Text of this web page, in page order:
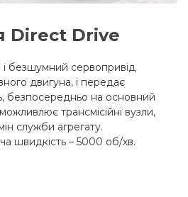
Direct Drive
безшумний сервопривід
двигуна, і передає
безпосередньо на основний
трансмісійні вузли,
служби агрегату.
швидкість – 5000 об/хв.